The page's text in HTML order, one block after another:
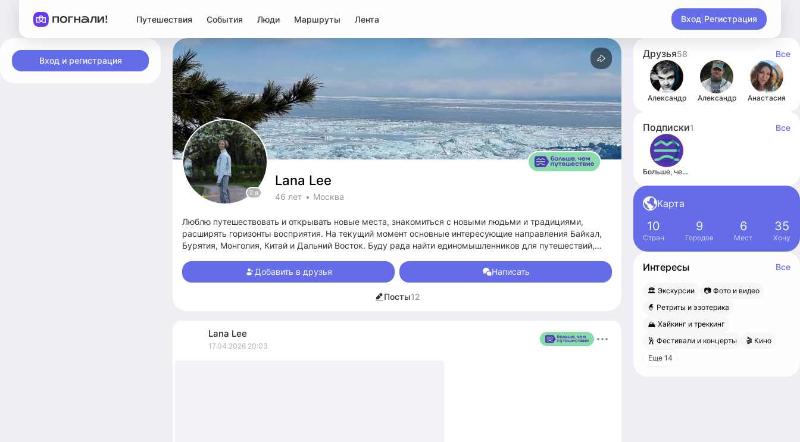
Путешествия События Люди Маршруты Лента Вход Регистрация
Вход и регистрация
2 д
Lana Lee
46 лет Москва
Люблю путешествовать и открывать новые места, знакомиться с новыми людьми и традициями,
расширять горизонты восприятия. На текущий момент основные интересующие направления Байкал,
Бурятия, Монголия, Китай и Дальний Восток. Буду рада найти единомышленников для путешествий,
Летом планирую треккинг-тур на Байкал, будет здорово найти попутчиков.
Добавить в друзья Написать
Посты12
Lana Lee
17.04.2026 20:03
Друзья58 Все
Александр Александр Анастасия
Подписки1 Все
Больше, чем путешествие
Карта
10
Стран
9
Городов
6
Мест
35
Хочу
Интересы Все
🏛 Экскурсии
📷 Фото и видео
🧙 Ретриты и эзотерика
🏔 Хайкинг и треккинг
🕺 Фестивали и концерты
🎬 Кино
Еще 14